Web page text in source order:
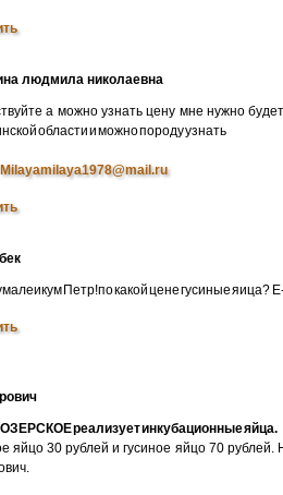
людмила николаевна
а можно узнать цену мне нужно
области и можно породу узнать
Milayamilaya1978@mail.ru
Петр!по какой цене гусиные яица?
реализует инкубационные яйца.
яйцо 30 рублей и гусиное яйцо 70